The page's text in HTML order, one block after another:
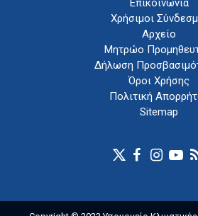
Επικοινωνία
Χρήσιμοι
Αρχείο
Μητρώο
Δήλωση
Όροι Χρήσης
Πολιτική
Sitemap